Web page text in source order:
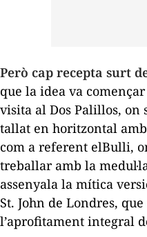
Però cap recepta surt
que la idea va començar
visita al Dos Palillos, on
tallat en horitzontal amb
com a referent elBulli,
treballar amb la
assenyala la mítica
St. John de Londres,
l’aprofitament integral